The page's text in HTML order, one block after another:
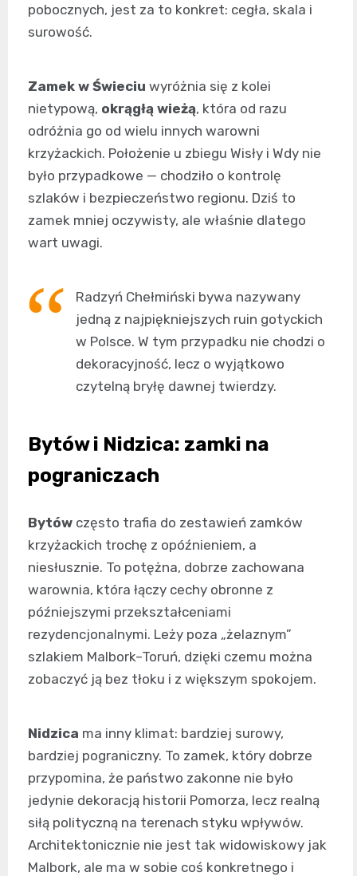
pobocznych, jest za to konkret: cegła, skala i
surowość.
Zamek w Świeciu wyróżnia się z kolei
nietypową, okrągłą wieżą, która od razu
odróżnia go od wielu innych warowni
krzyżackich. Położenie u zbiegu Wisły i Wdy nie
było przypadkowe — chodziło o kontrolę
szlaków i bezpieczeństwo regionu. Dziś to
zamek mniej oczywisty, ale właśnie dlatego
wart uwagi.
Radzyń Chełmiński bywa nazywany
jedną z najpiękniejszych ruin gotyckich
w Polsce. W tym przypadku nie chodzi o
dekoracyjność, lecz o wyjątkowo
czytelną bryłę dawnej twierdzy.
Bytów i Nidzica: zamki na
pograniczach
Bytów często trafia do zestawień zamków
krzyżackich trochę z opóźnieniem, a
niesłusznie. To potężna, dobrze zachowana
warownia, która łączy cechy obronne z
późniejszymi przekształceniami
rezydencjonalnymi. Leży poza „żelaznym”
szlakiem Malbork–Toruń, dzięki czemu można
zobaczyć ją bez tłoku i z większym spokojem.
Nidzica ma inny klimat: bardziej surowy,
bardziej pograniczny. To zamek, który dobrze
przypomina, że państwo zakonne nie było
jedynie dekoracją historii Pomorza, lecz realną
siłą polityczną na terenach styku wpływów.
Architektonicznie nie jest tak widowiskowy jak
Malbork, ale ma w sobie coś konkretnego i